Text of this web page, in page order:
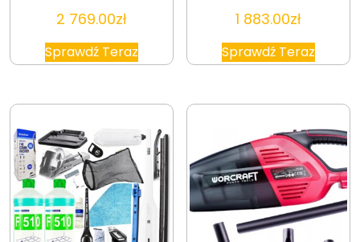
2 769.00zł
Sprawdź Teraz
1 883.00zł
Sprawdź Teraz